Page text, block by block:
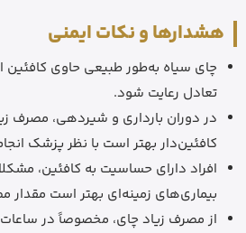
هشدارها و نکات ایمنی
چای سیاه به‌طور طبیعی حاوی کافئین
تعادل رعایت شود.
در دوران بارداری و شیردهی، مصرف
کافئین‌دار بهتر است با نظر پزشک
افراد دارای حساسیت به کافئین،
بیماری‌های زمینه‌ای بهتر است مقدار
از مصرف زیاد چای، مخصوصاً در ساعات